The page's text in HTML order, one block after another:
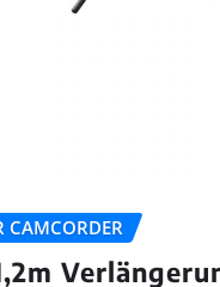
CAMCORDER